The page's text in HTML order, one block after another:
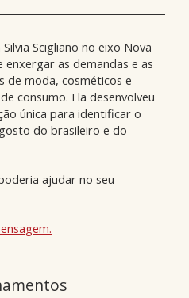
Scigliano no eixo Nova
enxergar as demandas e as
de moda, cosméticos e
consumo. Ela desenvolveu
única para identificar o
do brasileiro e do
ajudar no seu